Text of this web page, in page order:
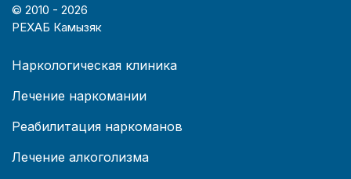
© 2010 - 2026
РЕХАБ Камызяк
Наркологическая клиника
Лечение наркомании
Реабилитация наркоманов
Лечение алкоголизма